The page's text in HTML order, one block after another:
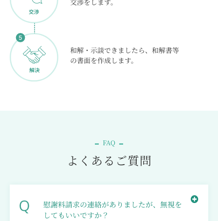
交渉をします。
和解・示談できましたら、和解書等
の書面を作成します。
FAQ
よくあるご質問
慰謝料請求の連絡がありましたが、無視を
してもいいですか？